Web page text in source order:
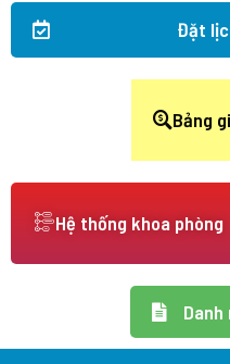
Đặt
Bảng
Hệ thống khoa phòng